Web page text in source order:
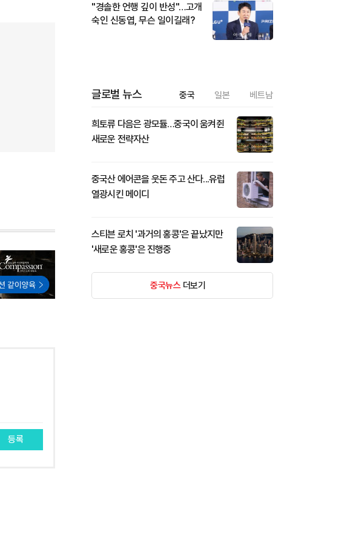
등록
"경솔한 언행 깊이 반성"…고개
숙인 신동엽, 무슨 일이길래?
글로벌 뉴스 중국 일본 베트남
희토류 다음은 광모듈…중국이 움켜쥔
새로운 전략자산
중국산 에어콘을 웃돈 주고 산다...유럽
열광시킨 메이디
스티븐 로치 '과거의 홍콩'은 끝났지만
'새로운 홍콩'은 진행중
중국뉴스더보기